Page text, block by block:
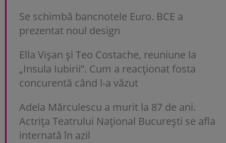
Se schimbă bancnotele Euro. BCE a
prezentat noul design
Ella Vișan și Teo Costache, reuniune la
„Insula Iubirii”. Cum a reacționat fosta
concurentă când l-a văzut
Adela Mărculescu a murit la 87 de ani.
Actrița Teatrului Național București se afla
internată în azil